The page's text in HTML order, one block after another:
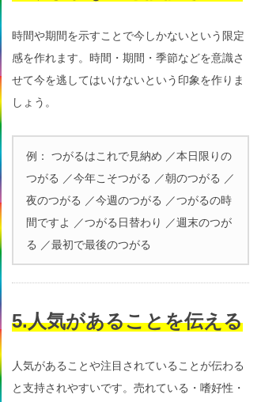
時間や期間を示すことで今しかないという限定
感を作れます。時間・期間・季節などを意識さ
せて今を逃してはいけないという印象を作りま
しょう。
例： つがるはこれで見納め ／本日限りの
つがる ／今年こそつがる ／朝のつがる ／
夜のつがる ／今週のつがる ／つがるの時
間ですよ ／つがる日替わり ／週末のつが
る ／最初で最後のつがる
5.人気があることを伝える
人気があることや注目されていることが伝わる
と支持されやすいです。売れている・嗜好性・